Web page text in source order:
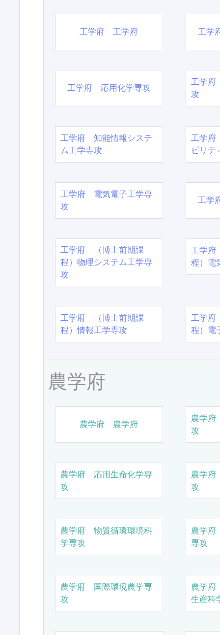
工学府 工学府 工学
工学府 応用化学専攻
工学府
攻
工学府 知能情報システ
ム工学専攻
工学府
ビリテ
工学府 電気電子工学専
攻
工学
工学府 （博士前期課
程）物理システム工学専
攻
工学
程）電
工学府 （博士前期課
程）情報工学専攻
工学
程）電
農学府
農学府 農学府
農学
攻
農学府 応用生命化学専
攻
農学
攻
農学府 物質循環環境科
学専攻
農学
専攻
農学府 国際環境農学専
攻
農学
生産科